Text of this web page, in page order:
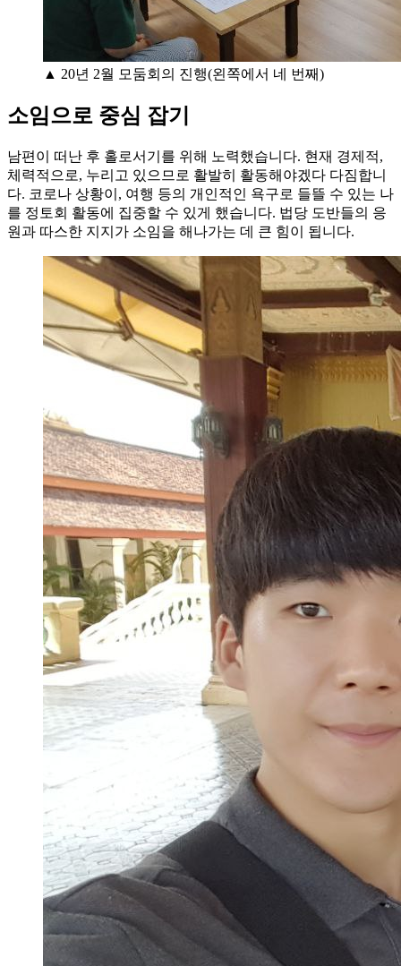
▲ 20년 2월 모둠회의 진행(왼쪽에서 네 번째)
소임으로 중심 잡기
남편이 떠난 후 홀로서기를 위해 노력했습니다. 현재 경제적,
체력적으로, 누리고 있으므로 활발히 활동해야겠다 다짐합니
다. 코로나 상황이, 여행 등의 개인적인 욕구로 들뜰 수 있는 나
를 정토회 활동에 집중할 수 있게 했습니다. 법당 도반들의 응
원과 따스한 지지가 소임을 해나가는 데 큰 힘이 됩니다.